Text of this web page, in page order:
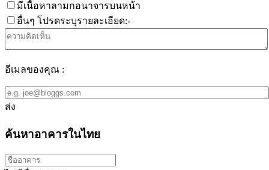
มีเนื้อหาลามกอนาจารบนหน้า
อื่นๆ โปรดระบุรายละเอียด:-
อีเมลของคุณ :
ส่ง
ค้นหาอาคารในไทย